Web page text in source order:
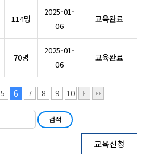
114명
2025-01-
06
교육완료
70명
2025-01-
06
교육완료
5 6 7 8 9 10
교육신청